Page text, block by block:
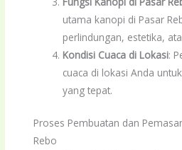
utama kanopi di Pasar
perlindungan, estetika,
Kondisi Cuaca di Lokasi:
cuaca di lokasi Anda
yang tepat.
Proses Pembuatan dan
Rebo